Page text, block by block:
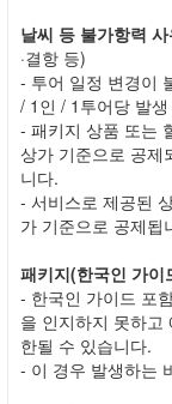
날씨 등 불가항력
·결항 등)
- 투어 일정 변경이
/ 1인 / 1투어당 발생
- 패키지 상품 또는
상가 기준으로 공제
니다.
- 서비스로 제공된
가 기준으로 공제됩
패키지(한국인 가이
- 한국인 가이드 포
을 인지하지 못하고
한될 수 있습니다.
- 이 경우 발생하는